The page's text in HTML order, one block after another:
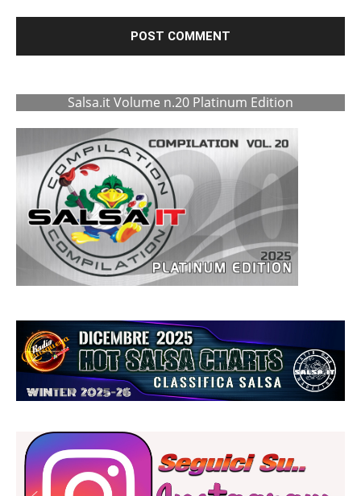
Salsa.it Volume n.20 Platinum Edition